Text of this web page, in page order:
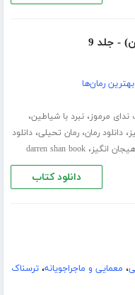
- جلد 9
بهترین رمان‌ها
ندای مرموز،نبرد با شیاطین،
،دانلود رمان،رمان تحیلی،دانلود
انگیز،darren shan book
دانلود کتاب
، معمایی و ماجراجویانه،ترسناک